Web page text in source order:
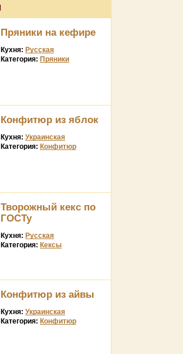
Пряники на кефире
Кухня: Русская
Категория: Пряники
Конфитюр из яблок
Кухня: Украинская
Категория: Конфитюр
Творожный кекс по
ГОСТу
Кухня: Русская
Категория: Кексы
Конфитюр из айвы
Кухня: Украинская
Категория: Конфитюр